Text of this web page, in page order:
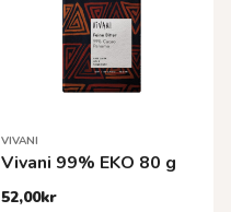
VIVANI
Vivani 99% EKO 80 g
52,00kr